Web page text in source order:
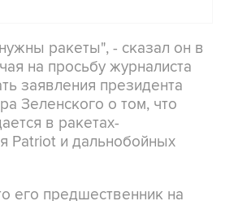
ракеты", - сказал он в
на просьбу журналиста
заявления президента
Зеленского о том, что
в ракетах-
Patriot и дальнобойных
его предшественник на